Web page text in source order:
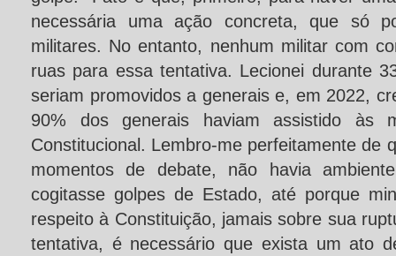
necessária uma ação concreta, que só
militares. No entanto, nenhum militar com
ruas para essa tentativa. Lecionei durante
seriam promovidos a generais e, em 2022,
90% dos generais haviam assistido às
Constitucional. Lembro-me perfeitamente de
momentos de debate, não havia
cogitasse golpes de Estado, até porque
respeito à Constituição, jamais sobre sua
tentativa, é necessário que exista um ato